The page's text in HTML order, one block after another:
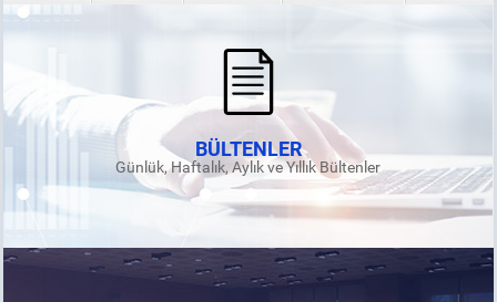
BÜLTENLER
Günlük, Haftalık, Aylık ve Yıllık Bültenler